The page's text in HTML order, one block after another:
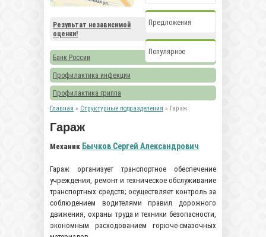
Предложения
Популярное
Результат независимой
оценки!
Банк России
Профилактика инфекции
Профилактика гриппа
Главная » Структурные подразделения » Гараж
Гараж
Механик Бычков Сергей Александрович
Гараж организует транспортное обеспечение
учреждения, ремонт и техническое обслуживание
транспортных средств; осуществляет контроль за
соблюдением водителями правил дорожного
движения, охраны труда и техники безопасности,
экономным расходованием горюче-смазочных